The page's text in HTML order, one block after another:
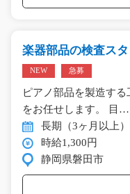
楽器部品の検査ス
NEW 急募
ピアノ部品を製造す
をお任せします。 目…
長期（3ヶ月以上）
時給1,300円
静岡県磐田市